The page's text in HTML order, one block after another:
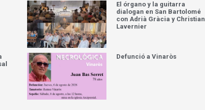
El órgano y la guitarra
dialogan en San Bartolomé
con Adrià Gràcia y Christian
Lavernier
Defunció a Vinaròs